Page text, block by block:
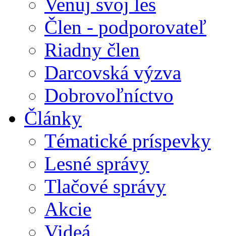
Člen - podporovateľ
Riadny člen
Darcovská výzva
Dobrovoľníctvo
Články
Tématické príspevky
Lesné správy
Tlačové správy
Akcie
Videá